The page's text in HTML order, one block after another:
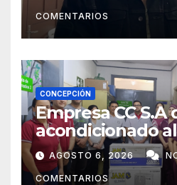
COMENTARIOS
CONCEPCIÓN
Empresa CC S.A
acondicionado
maternidad del
Concepción
AGOSTO 6, 2026
COMENTARIOS